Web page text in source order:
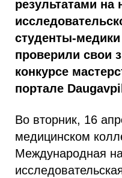
результатами на
студенты-
проверили свои
конкурсе
портале
Во вторник, 16
медицинском
Международная